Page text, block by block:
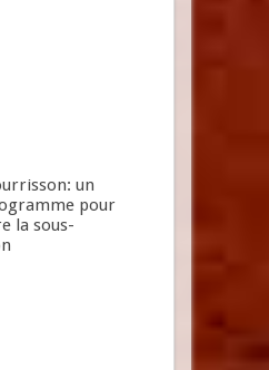
un
pour
la sous-